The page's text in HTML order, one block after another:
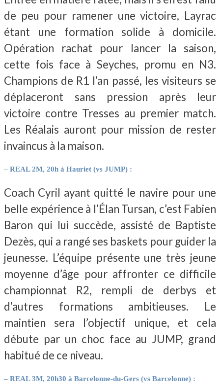
de peu pour ramener une victoire, Layrac
étant une formation solide à domicile.
Opération rachat pour lancer la saison,
cette fois face à Seyches, promu en N3.
Champions de R1 l’an passé, les visiteurs se
déplaceront sans pression après leur
victoire contre Tresses au premier match.
Les Réalais auront pour mission de rester
invaincus à la maison.
– REAL 2M, 20h à Hauriet (vs JUMP) :
Coach Cyril ayant quitté le navire pour une
belle expérience à l’Élan Tursan, c’est Fabien
Baron qui lui succède, assisté de Baptiste
Dezès, qui a rangé ses baskets pour guider la
jeunesse. L’équipe présente une très jeune
moyenne d’âge pour affronter ce difficile
championnat R2, rempli de derbys et
d’autres formations ambitieuses. Le
maintien sera l’objectif unique, et cela
débute par un choc face au JUMP, grand
habitué de ce niveau.
– REAL 3M, 20h30 à Barcelonne-du-Gers (vs Barcelonne) :